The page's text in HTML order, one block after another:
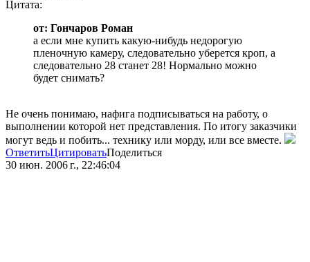
Цитата:
от: Гончаров Роман
а если мне купить какую-нибудь недорогую
пленочную камеру, следовательно уберется кроп, а
следовательно 28 станет 28! Нормально можно
будет снимать?
Не очень понимаю, нафига подписываться на работу, о
выполнении которой нет представления. По итогу заказчики
могут ведь и побить... технику или морду, или все вместе.
ОтветитьЦитироватьПоделиться
30 июн. 2006 г., 22:46:04